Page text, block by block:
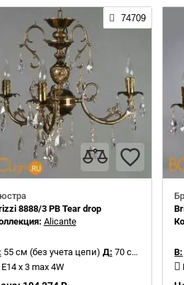
74709
8888/3 PB Tear drop
Alicante
55 см (без учета цепи) Д: 70 см
E14 x 3 max 4W
В: